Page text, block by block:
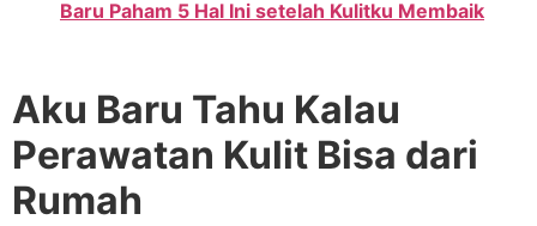
Baru Paham 5 Hal Ini setelah Kulitku Membaik
Aku Baru Tahu Kalau
Perawatan Kulit Bisa dari
Rumah